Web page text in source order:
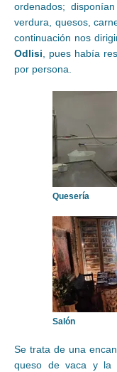
ordenados;
verdura, quesos,
continuación nos
Odlisi, pues había
por persona.
Quesería
Salón
Se trata de una
queso de vaca y la